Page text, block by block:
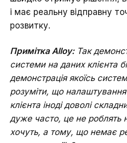
і має реальну відправну
розвитку.
Примітка Alloy:Так
системи на даних клієнта
демонстрація якоїсь
розуміти, що
клієнта іноді доволі
дуже часто, це не роблять
хочуть, а тому, що немає